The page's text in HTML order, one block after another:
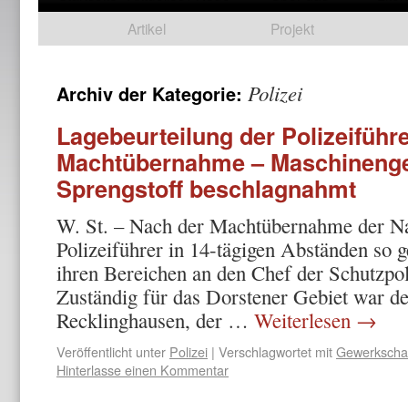
Artikel
Projekt
Archiv der Kategorie: Polizei
Lagebeurteilung der
Machtübernahme –
Sprengstoff beschlagnahmt
W. St. – Nach der Machtübernahme der
Polizeiführer in 14-tägigen Abständen so
ihren Bereichen an den Chef der
Zuständig für das Dorstener Gebiet war
Recklinghausen, der … Weiterlesen →
Veröffentlicht unter Polizei | Verschlagwortet mit
Hinterlasse einen Kommentar